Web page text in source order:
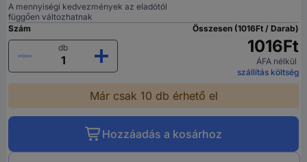
A mennyiségi kedvezmények az eladótól
függően változhatnak
Szám
db
Összesen (1016Ft / Darab)
1016Ft
ÁFA nélkül
szállítás költség
Már csak 10 db érhető el
Hozzáadás a kosárhoz